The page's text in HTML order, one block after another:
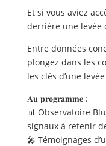
Et si vous aviez
derrière une levée
Entre données
plongez dans les
les clés d’une
𝐀𝐮 𝐩𝐫𝐨𝐠𝐫𝐚𝐦𝐦𝐞 :
📊 Observatoire
signaux à retenir
🎤 Témoignages